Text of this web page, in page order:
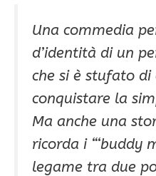
Una commedia
d’identità di un
che si è stufato di
conquistare la
Ma anche una
ricorda i “‘buddy
legame tra due